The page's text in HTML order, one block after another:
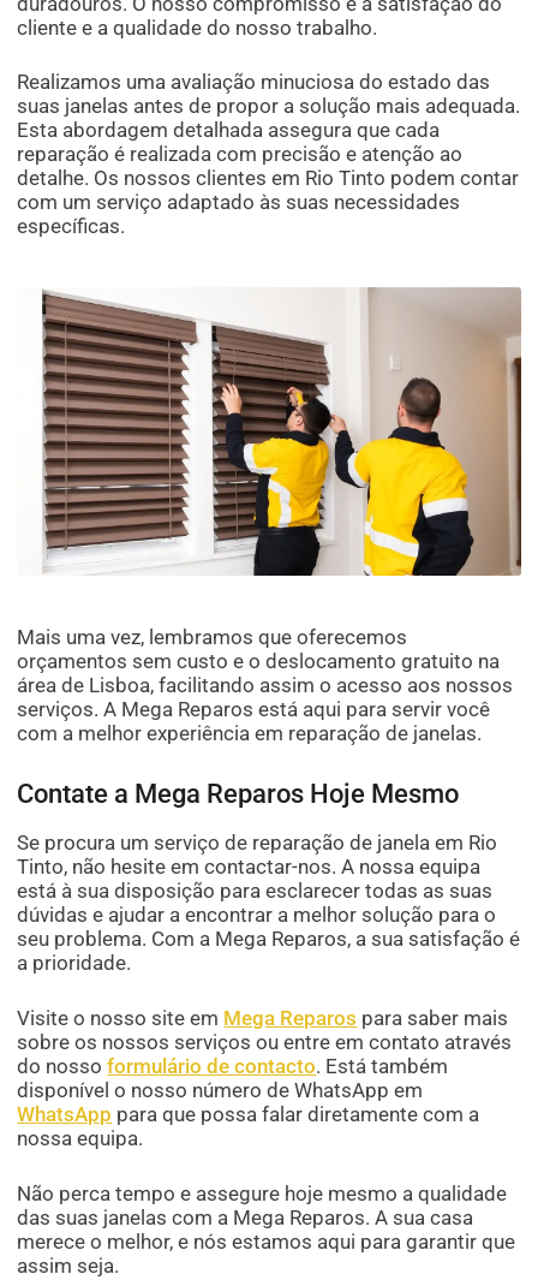
cliente e a qualidade do nosso trabalho.
Realizamos uma avaliação minuciosa do estado das
suas janelas antes de propor a solução mais adequada.
Esta abordagem detalhada assegura que cada
reparação é realizada com precisão e atenção ao
detalhe. Os nossos clientes em Rio Tinto podem contar
com um serviço adaptado às suas necessidades
específicas.
Mais uma vez, lembramos que oferecemos
orçamentos sem custo e o deslocamento gratuito na
área de Lisboa, facilitando assim o acesso aos nossos
serviços. A Mega Reparos está aqui para servir você
com a melhor experiência em reparação de janelas.
Contate a Mega Reparos Hoje Mesmo
Se procura um serviço de reparação de janela em Rio
Tinto, não hesite em contactar-nos. A nossa equipa
está à sua disposição para esclarecer todas as suas
dúvidas e ajudar a encontrar a melhor solução para o
seu problema. Com a Mega Reparos, a sua satisfação é
a prioridade.
Visite o nosso site em Mega Reparos para saber mais
sobre os nossos serviços ou entre em contato através
do nossoformulário de contacto. Está também
disponível o nosso número de WhatsApp em
WhatsApp para que possa falar diretamente com a
nossa equipa.
Não perca tempo e assegure hoje mesmo a qualidade
das suas janelas com a Mega Reparos. A sua casa
merece o melhor, e nós estamos aqui para garantir que
assim seja.